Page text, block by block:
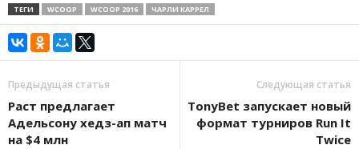
ТЕГИ WCOOP WCOOP 2016 ЧАРЛИ КАРРЕЛ
Предыдущая статья
Раст предлагает
Адельсону хедз-ап матч
на $4 млн
Следующая статья
TonyBet запускает новый
формат турниров Run It
Twice